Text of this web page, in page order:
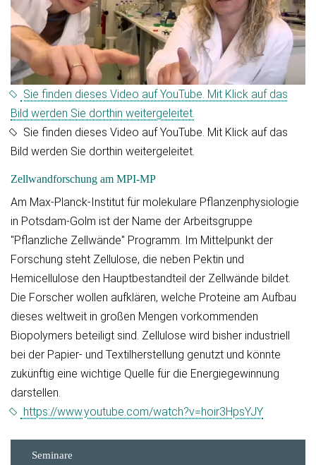
Sie finden dieses Video auf YouTube. Mit Klick auf das
Bild werden Sie dorthin weitergeleitet.
Sie finden dieses Video auf YouTube. Mit Klick auf das
Bild werden Sie dorthin weitergeleitet.
Zellwandforschung am MPI-MP
Am Max-Planck-Institut für molekulare Pflanzenphysiologie
in Potsdam-Golm ist der Name der Arbeitsgruppe
"Pflanzliche Zellwände" Programm. Im Mittelpunkt der
Forschung steht Zellulose, die neben Pektin und
Hemicellulose den Hauptbestandteil der Zellwände bildet.
Die Forscher wollen aufklären, welche Proteine am Aufbau
dieses weltweit in großen Mengen vorkommenden
Biopolymers beteiligt sind. Zellulose wird bisher industriell
bei der Papier- und Textilherstellung genutzt und könnte
zukünftig eine wichtige Quelle für die Energiegewinnung
darstellen.
https://www.youtube.com/watch?v=hoir3HpsYJY
Seminare